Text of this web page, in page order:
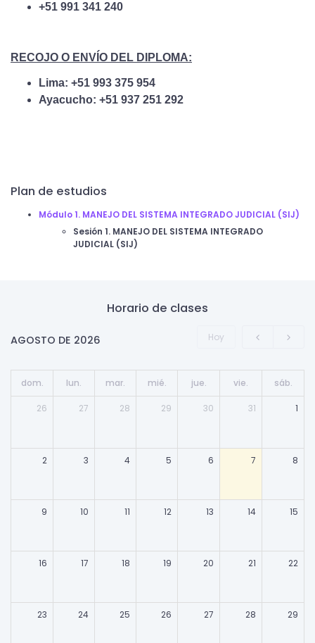
+51 991 341 240
RECOJO O ENVÍO DEL DIPLOMA:
Lima: +51 993 375 954
Ayacucho: +51 937 251 292
Plan de estudios
Módulo 1. MANEJO DEL SISTEMA INTEGRADO JUDICIAL (SIJ)
Sesión 1. MANEJO DEL SISTEMA INTEGRADO
JUDICIAL (SIJ)
Horario de clases
AGOSTO DE 2026 Hoy
dom. lun. mar. mié. jue. vie. sáb.
26 27 28 29 30 31 1
2 3 4 5 6 7 8
9 10 11 12 13 14 15
16 17 18 19 20 21 22
23 24 25 26 27 28 29